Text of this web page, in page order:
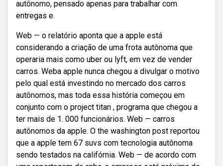
autônomo, pensado apenas para trabalhar com
entregas e.
Web — o relatório aponta que a apple está
considerando a criação de uma frota autônoma que
operaria mais como uber ou lyft, em vez de vender
carros. Weba apple nunca chegou a divulgar o motivo
pelo qual está investindo no mercado dos carros
autônomos, mas toda essa história começou em
conjunto com o project titan , programa que chegou a
ter mais de 1. 000 funcionários. Web — carros
autônomos da apple. O the washington post reportou
que a apple tem 67 suvs com tecnologia autônoma
sendo testados na califórnia. Web — de acordo com